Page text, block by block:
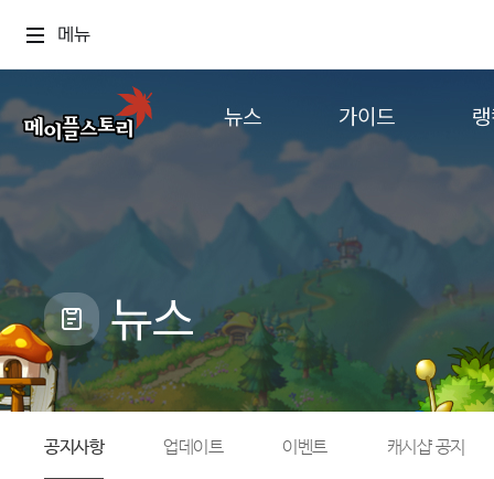
메뉴
뉴스
공지사항
업데이트
캐시샵 공지
메이플 알림판
with maple
가이드
게임정보
직업소개
확률형 아이템
NEXON NOW
뉴스
공지사항 업데이트 이벤트 캐시샵 공지